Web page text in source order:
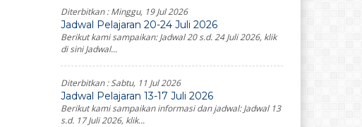
Diterbitkan :Minggu, 19 Jul 2026
Jadwal Pelajaran 20-24 Juli 2026
Berikut kami sampaikan: Jadwal 20 s.d. 24 Juli 2026, klik
di sini Jadwal...
Diterbitkan :Sabtu, 11 Jul 2026
Jadwal Pelajaran 13-17 Juli 2026
Berikut kami sampaikan informasi dan jadwal: Jadwal 13
s.d. 17 Juli 2026, klik...